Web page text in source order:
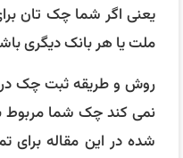
یعنی اگر شما چک تان
ملت یا هر بانک دیگری
روش و طریقه ثبت چک
نمی کند چک شما مربوط
شده در این مقاله برای